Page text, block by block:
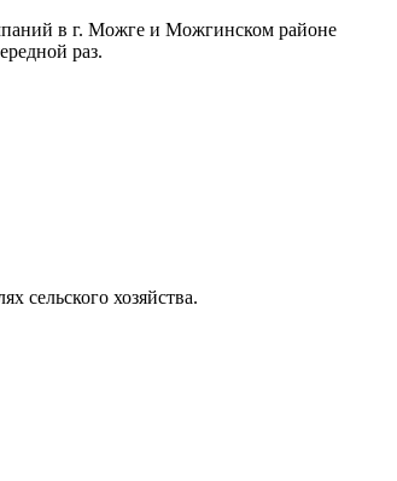
в г. Можге и Можгинском районе
раз.
сельского хозяйства.